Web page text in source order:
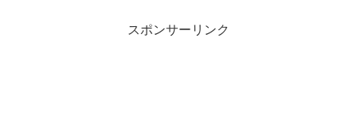
スポンサーリンク